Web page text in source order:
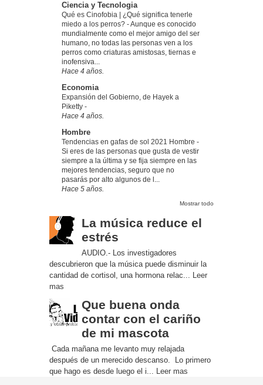
Ciencia y Tecnologia
Qué es Cinofobia | ¿Qué significa tenerle
miedo a los perros? -Aunque es conocido
mundialmente como el mejor amigo del ser
humano, no todas las personas ven a los
perros como criaturas amistosas, tiernas e
inofensiva...
Hace 4 años.
Economia
Expansión del Gobierno, de Hayek a
Piketty -
Hace 4 años.
Hombre
Tendencias en gafas de sol 2021 Hombre -
Si eres de las personas que gusta de vestir
siempre a la última y se fija siempre en las
mejores tendencias, seguro que no
pasarás por alto algunos de l...
Hace 5 años.
Mostrar todo
La música reduce el
estrés
AUDIO.- Los investigadores
descubrieron que la música puede disminuir la
cantidad de cortisol, una hormona relac... Leer
mas
Que buena onda
contar con el cariño
de mi mascota
Cada mañana me levanto muy relajada
después de un merecido descanso. Lo primero
que hago es desde luego el i... Leer mas